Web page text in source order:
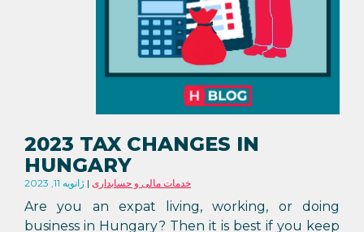
2023 TAX CHANGES IN
HUNGARY
ژانویه 11, 2023 خدمات مالی و حسابداری
Are you an expat living, working, or doing
business in Hungary? Then it is best if you keep